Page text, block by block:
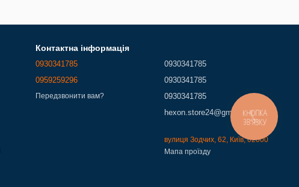
Контактна інформація
0930341785
0959259296
Передзвонити вам?
0930341785
0930341785
0930341785
hexon.store24@gmail.com
вулиця Зодчих, 62, Київ, 02000
Мапа проїзду
КНОПКА
ЗВ'ЯЗКУ